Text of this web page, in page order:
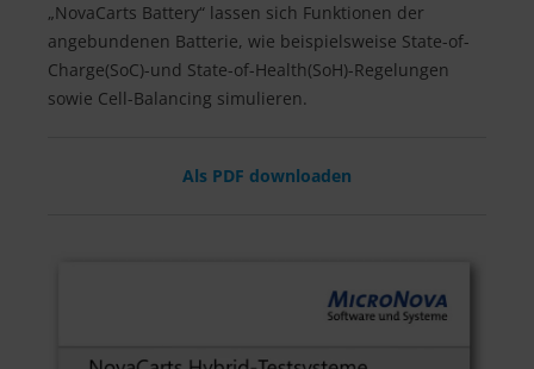
„NovaCarts Battery“ lassen sich Funktionen der
angebundenen Batterie, wie beispielsweise State-of-
Charge(SoC)-und State-of-Health(SoH)-Regelungen
sowie Cell-Balancing simulieren.
Als PDF downloaden